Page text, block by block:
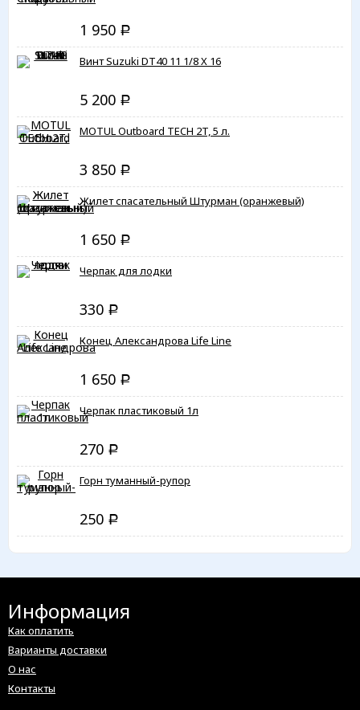
1 950 Р
Винт Suzuki DT40 11 1/8 X 16
5 200 Р
MOTUL Outboard TECH 2T, 5 л.
3 850 Р
Жилет спасательный Штурман (оранжевый)
1 650 Р
Черпак для лодки
330 Р
Конец Александрова Life Line
1 650 Р
Черпак пластиковый 1л
270 Р
Горн туманный-рупор
250 Р
Информация
Как оплатить
Варианты доставки
О нас
Контакты